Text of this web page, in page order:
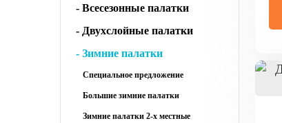
- Всесезонные палатки
- Двухслойные палатки
- Зимние палатки
Специальное предложение
Большие зимние палатки
Зимние палатки 2-х местные